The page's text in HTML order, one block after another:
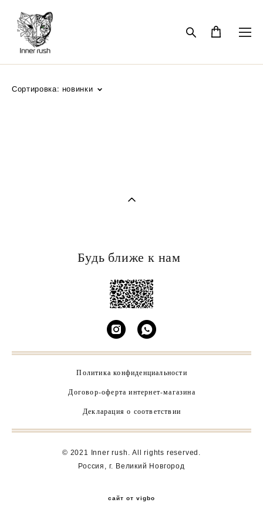
Сортировка: новинки
Будь ближе к нам
Политика конфиденциальности
Договор-оферта интернет-магазина
Декларация о соответствии
© 2021 Inner rush.All rights reserved.
Россия, г. Великий Новгород
сайт от vigbo